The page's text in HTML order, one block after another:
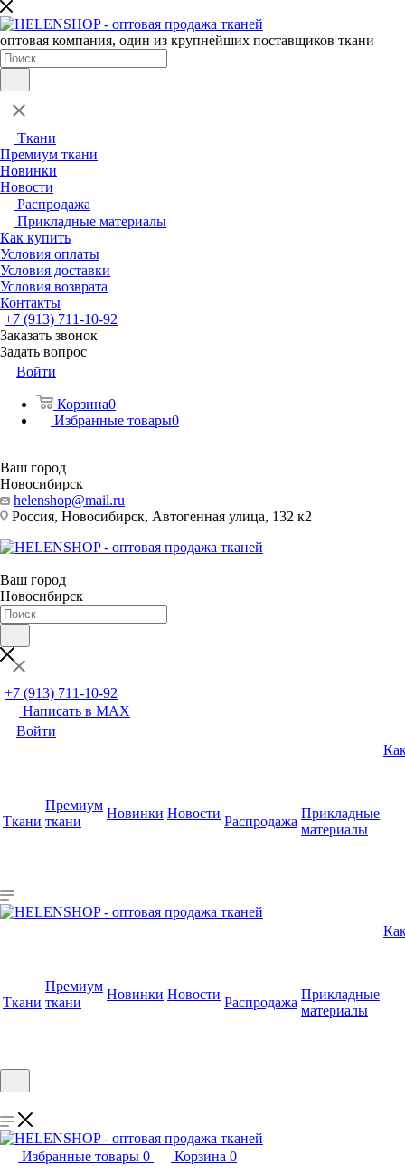
оптовая компания, один из крупнейших поставщиков ткани
Ткани
Премиум ткани
Новинки
Новости
Распродажа
Прикладные материалы
Как купить
Условия оплаты
Условия доставки
Условия возврата
Контакты
+7 (913) 711-10-92
Заказать звонок
Задать вопрос
Войти
Корзина0
Избранные товары0
Ваш город
Новосибирск
helenshop@mail.ru
Россия, Новосибирск, Автогенная улица, 132 к2
Ваш город
Новосибирск
+7 (913) 711-10-92
Написать в MAX
Войти
Ткани
Премиум
ткани
Новинки Новости
Распродажа
Прикладные
материалы
Ткани
Премиум
ткани
Новинки Новости
Распродажа
Прикладные
материалы
Избранные товары 0 Корзина 0